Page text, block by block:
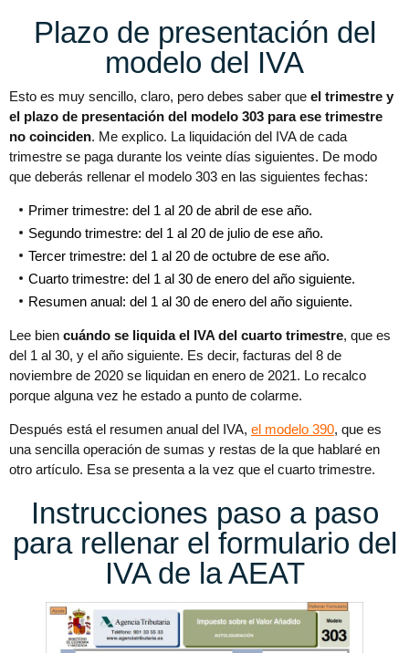
Plazo de presentación del
modelo del IVA
Esto es muy sencillo, claro, pero debes saber que el trimestre y
el plazo de presentación del modelo 303 para ese trimestre
no coinciden. Me explico. La liquidación del IVA de cada
trimestre se paga durante los veinte días siguientes. De modo
que deberás rellenar el modelo 303 en las siguientes fechas:
Primer trimestre: del 1 al 20 de abril de ese año.
Segundo trimestre: del 1 al 20 de julio de ese año.
Tercer trimestre: del 1 al 20 de octubre de ese año.
Cuarto trimestre: del 1 al 30 de enero del año siguiente.
Resumen anual: del 1 al 30 de enero del año siguiente.
Lee bien cuándo se liquida el IVA del cuarto trimestre, que es
del 1 al 30, y el año siguiente. Es decir, facturas del 8 de
noviembre de 2020 se liquidan en enero de 2021. Lo recalco
porque alguna vez he estado a punto de colarme.
Después está el resumen anual del IVA, el modelo 390, que es
una sencilla operación de sumas y restas de la que hablaré en
otro artículo. Esa se presenta a la vez que el cuarto trimestre.
Instrucciones paso a paso
para rellenar el formulario del
IVA de la AEAT